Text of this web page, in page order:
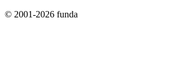
© 2001-2026 funda